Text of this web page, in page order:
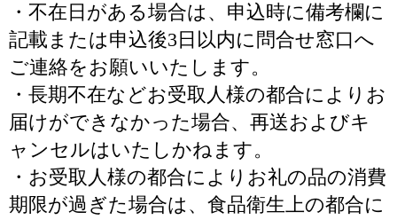
・不在日がある場合は、申込時に備考欄に
記載または申込後3日以内に問合せ窓口へ
ご連絡をお願いいたします。
・長期不在などお受取人様の都合によりお
届けができなかった場合、再送およびキ
ャンセルはいたしかねます。
・お受取人様の都合によりお礼の品の消費
期限が過ぎた場合は、食品衛生上の都合に